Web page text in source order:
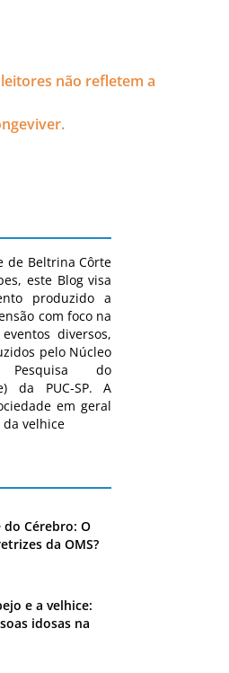
não refletem a
de Beltrina Côrte
este Blog visa
produzido a
com foco na
diversos,
pelo Núcleo
do
da PUC-SP. A
em geral
da velhice
do Cérebro: O
da OMS?
e a velhice:
idosas na